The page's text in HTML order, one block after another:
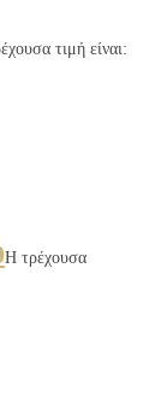
τιμή είναι:
Η τρέχουσα